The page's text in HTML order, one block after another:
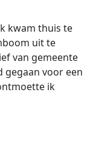
kwam thuis te
uit te
van gemeente
gegaan voor een
ik